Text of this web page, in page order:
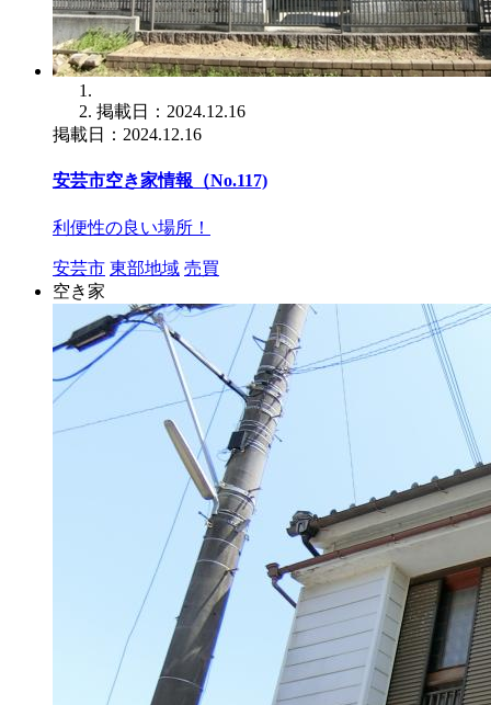
掲載日：2024.12.16
掲載日：2024.12.16
安芸市空き家情報（No.117)
利便性の良い場所！
安芸市 東部地域 売買
空き家